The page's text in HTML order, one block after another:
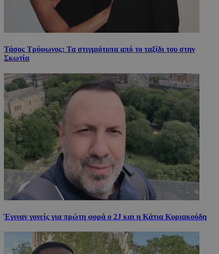
Τάσος Τρύφωνος: Τα στιγμιότυπα από το ταξίδι του στην
Σκωτία
Έγιναν γονείς για πρώτη φορά ο 2J και η Κάτια Κυριακούδη